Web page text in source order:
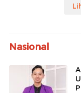
Nasional